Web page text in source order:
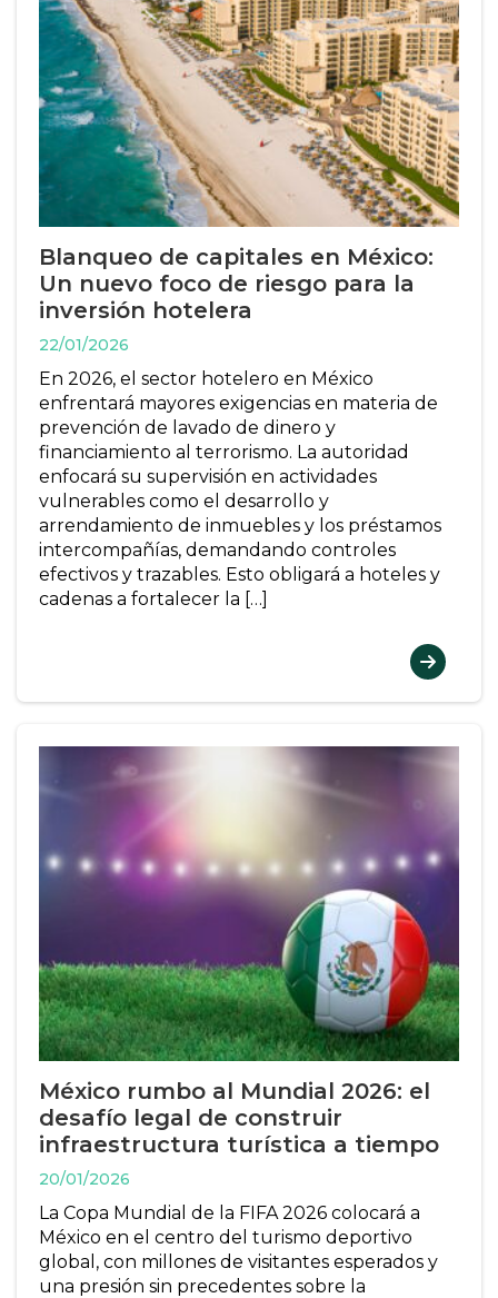
Blanqueo de capitales en México:
Un nuevo foco de riesgo para la
inversión hotelera
22/01/2026
En 2026, el sector hotelero en México
enfrentará mayores exigencias en materia de
prevención de lavado de dinero y
financiamiento al terrorismo. La autoridad
enfocará su supervisión en actividades
vulnerables como el desarrollo y
arrendamiento de inmuebles y los préstamos
intercompañías, demandando controles
efectivos y trazables. Esto obligará a hoteles y
cadenas a fortalecer la […]
México rumbo al Mundial 2026: el
desafío legal de construir
infraestructura turística a tiempo
20/01/2026
La Copa Mundial de la FIFA 2026 colocará a
México en el centro del turismo deportivo
global, con millones de visitantes esperados y
una presión sin precedentes sobre la